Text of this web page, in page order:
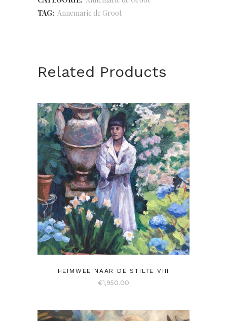
TAG: Annemarie de Groot
Related Products
HEIMWEE NAAR DE STILTE VIII
€1,950.00